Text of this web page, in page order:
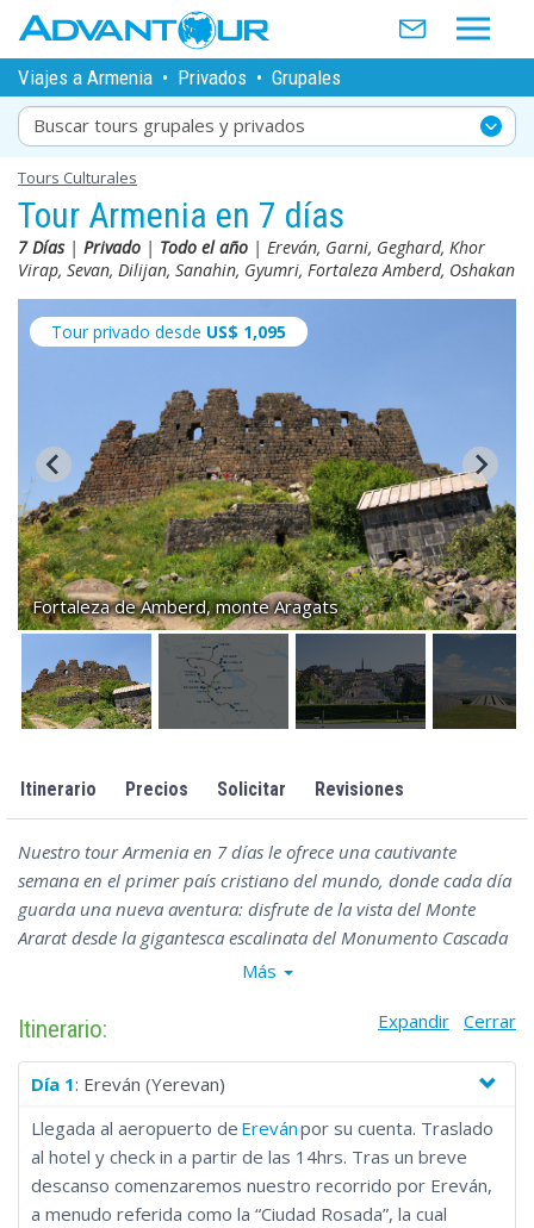
Viajes a Armenia • Privados • Grupales
Buscar tours grupales y privados
Tours Culturales
Tour Armenia en 7 días
7 Días| Privado | Todo el año | Ereván, Garni, Geghard, Khor
Virap, Sevan, Dilijan, Sanahin, Gyumri, Fortaleza Amberd, Oshakan
Tour privado desde US$ 1,095
Fortaleza de Amberd, monte Aragats
Itinerario Precios Solicitar Revisiones
Nuestro tour Armenia en 7 días le ofrece una cautivante
semana en el primer país cristiano del mundo, donde cada día
guarda una nueva aventura: disfrute de la vista del Monte
Ararat desde la gigantesca escalinata del Monumento Cascada
en Ereván, visite el templo pagano de Garni y Etchmiadzin, la
Haghartsin y Goshavank, relájese en la naturaleza del famoso
la Fortaleza Ambered. Tenga una semana memorable con este
antiguos templos paganos y las catedrales cristianas de siglos
de antigüedad.
Más
Itinerario: Expandir Cerrar
Día 1: Ereván (Yerevan)
Llegada al aeropuerto de Erevánpor su cuenta. Traslado
al hotel y check in a partir de las 14hrs. Tras un breve
descanso comenzaremos nuestro recorrido por Ereván,
a menudo referida como la “Ciudad Rosada”, la cual